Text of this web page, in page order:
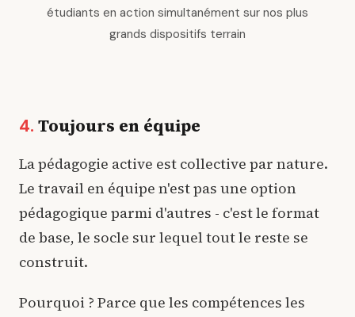
étudiants en action simultanément sur nos plus
grands dispositifs terrain
4. Toujours en équipe
La pédagogie active est collective par nature.
Le travail en équipe n'est pas une option
pédagogique parmi d'autres - c'est le format
de base, le socle sur lequel tout le reste se
construit.
Pourquoi ? Parce que les compétences les